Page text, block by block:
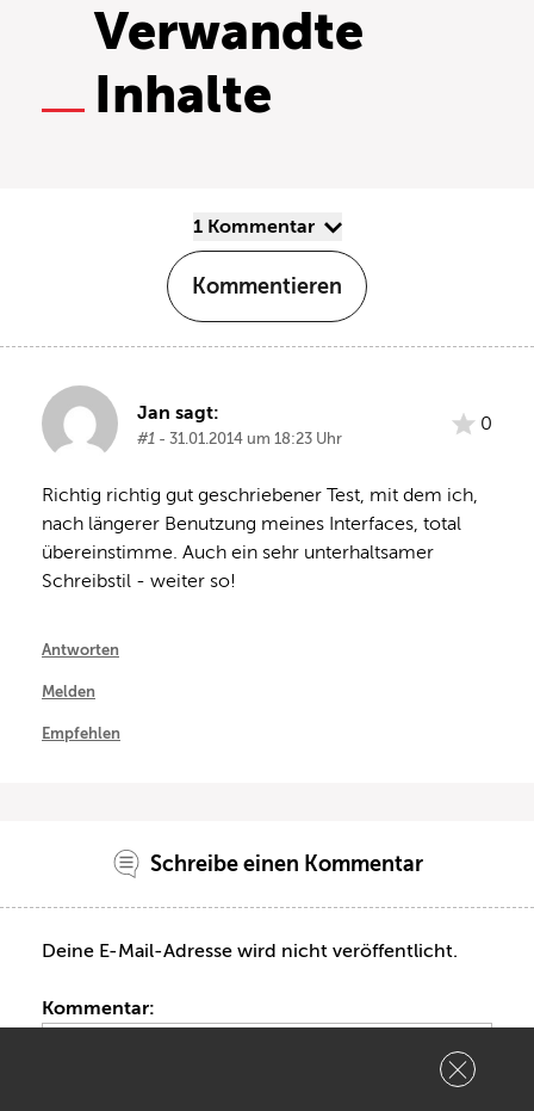
Verwandte
Inhalte
1 Kommentar
Kommentieren
Jan sagt:
#1 - 31.01.2014 um 18:23 Uhr
0
Richtig richtig gut geschriebener Test, mit dem ich,
nach längerer Benutzung meines Interfaces, total
übereinstimme. Auch ein sehr unterhaltsamer
Schreibstil - weiter so!
Antworten
Melden
Empfehlen
Schreibe einen Kommentar
Deine E-Mail-Adresse wird nicht veröffentlicht.
Kommentar: